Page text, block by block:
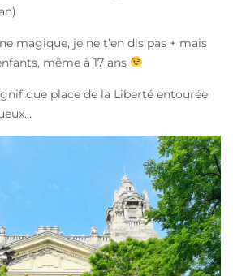
magique, je ne t’en dis pas + mais
même à 17 ans
place de la Liberté entourée